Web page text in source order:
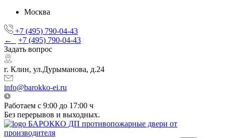
Москва
+7 (495) 790-04-43
←
+7 (495) 790-04-43
Задать вопрос
г. Клин, ул.Дурыманова, д.24
info@barokko-ei.ru
Работаем с 9:00 до 17:00 ч
Без перерывов и выходных.
БАРОККО ДП противопожарные двери от
производителя